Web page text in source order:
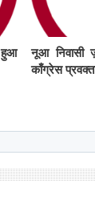
हुआ
नूआ निवासी
काँग्रेस